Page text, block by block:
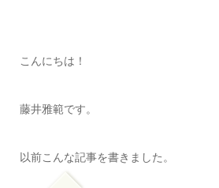
こんにちは！
藤井雅範です。
以前こんな記事を書きました。